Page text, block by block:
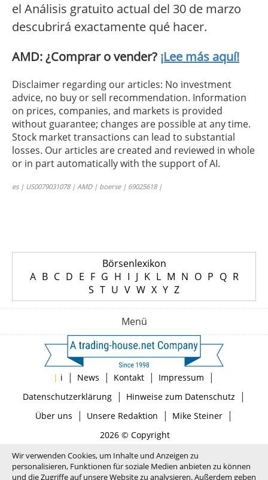
el Análisis gratuito actual del 30 de marzo
descubrirá exactamente qué hacer.
AMD: ¿Comprar o vender? ¡Lee más aquí!
Disclaimer regarding our articles: No investment
advice, no buy or sell recommendation. Information
on prices, companies, and markets is provided
without guarantee; changes are possible at any time.
Stock market transactions can lead to substantial
losses. Our articles are created and reviewed in whole
or in part automatically with the support of AI.
es | US0079031078 | AMD | boerse | 69025618 |
Börsenlexikon
A B C D E F G H I J K L M N O P Q R
S T U V W X Y Z
Menü
| i | News | Kontakt | Impressum |
Datenschutzerklärung| Hinweise zum Datenschutz |
Über uns | Unsere Redaktion | Mike Steiner|
2026 © Copyright
Wir verwenden Cookies, um Inhalte und Anzeigen zu
personalisieren, Funktionen für soziale Medien anbieten zu können
und die Zugriffe auf unsere Website zu analysieren. Außerdem geben